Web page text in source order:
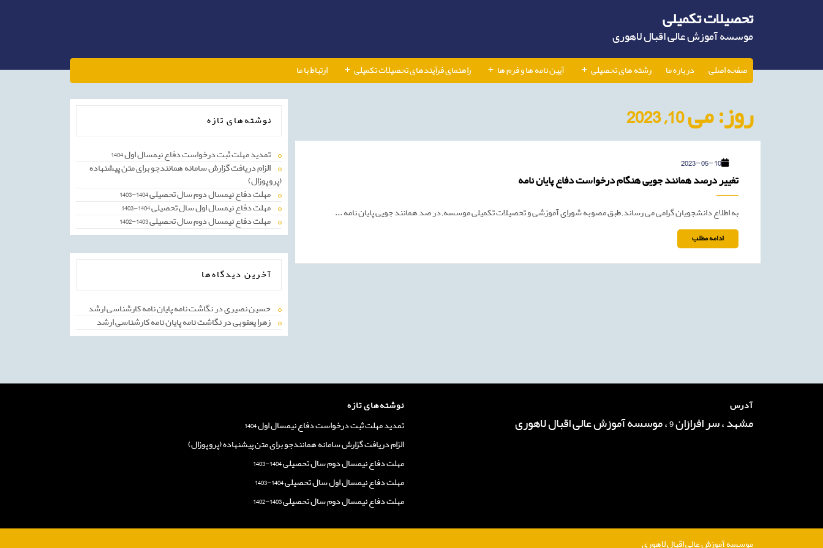
تحصیلات تکمیلی
موسسه آموزش عالی اقبال لاهوری
صفحه اصلی درباره ما رشته های تحصیلی آیین نامه ها و فرم ها راهنمای فرآیندهای تحصیلات تکمیلی ارتباط با ما
روز:می 10, 2023
2023-05-10
2023-
05-
10
تغییر درصد همانند جویی هنگام درخواست دفاع پایان نامه
جویی
هنگام
به اطلاع دانشجویان گرامی می رساند, طبق مصوبه شورای آموزشی و تحصیلات تکمیلی موسسه, در صد همانند جویی پایان نامه ...
ادامه مطلبادامه
مطلب
نوشته‌های تازه
تمدید مهلت ثبت درخواست دفاع نیمسال اول 1404
الزام دریافت گزارش سامانه همانندجو برای متن پیشنهاده
(پروپوزال)
مهلت دفاع نیمسال دوم سال تحصیلی 1404-1403
مهلت دفاع نیمسال اول سال تحصیلی 1404-1403
مهلت دفاع نیمسال دوم سال تحصیلی 1403-1402
آخرین دیدگاه‌ها
حسین نصیریدرنگاشت نامه پایان نامه کارشناسی ارشد
زهرا یعقوبیدرنگاشت نامه پایان نامه کارشناسی ارشد
آدرس
مشهد ، سر افرازان 9 ، موسسه آموزش عالی اقبال لاهوری
نوشته‌های تازه
تمدید مهلت ثبت درخواست دفاع نیمسال اول 1404
الزام دریافت گزارش سامانه همانندجو برای متن پیشنهاده (پروپوزال)
مهلت دفاع نیمسال دوم سال تحصیلی 1404-1403
مهلت دفاع نیمسال اول سال تحصیلی 1404-1403
مهلت دفاع نیمسال دوم سال تحصیلی 1403-1402
موسسه آموزش عالی اقبال لاهوری